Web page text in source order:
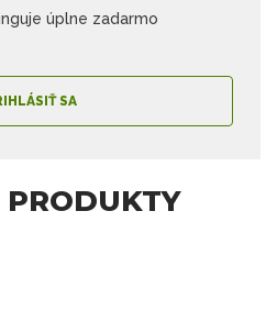
úplne zadarmo
SA